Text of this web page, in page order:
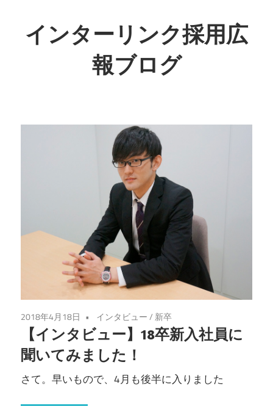
インターリンク採用広
報ブログ
2018年4月18日 インタビュー/ 新卒
【インタビュー】18卒新入社員に
聞いてみました！
さて。早いもので、4月も後半に入りました